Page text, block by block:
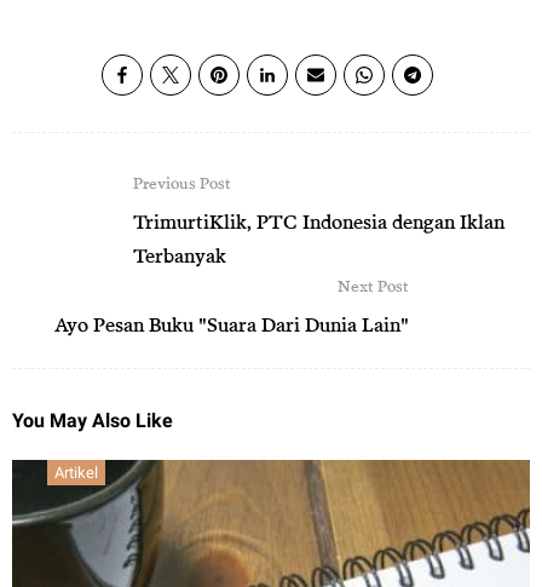
Previous Post
TrimurtiKlik, PTC Indonesia dengan Iklan
Terbanyak
Next Post
Ayo Pesan Buku "Suara Dari Dunia Lain"
You May Also Like
Artikel